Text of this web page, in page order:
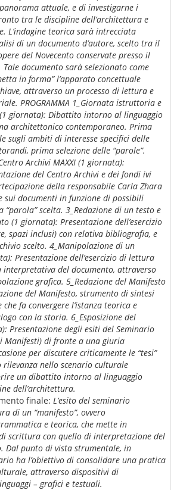
attuale, e di investigarne i
tra le discipline dell’architettura e
L’indagine teorica sarà intrecciata
di un documento d’autore, scelto tra il
del Novecento conservate presso il
Tale documento sarà selezionato come
in forma” l’apparato concettuale
attraverso un processo di lettura e
PROGRAMMA 1_Giornata istruttoria e
giornata): Dibattito intorno al linguaggio
architettonico contemporaneo. Prima
sugli ambiti di interesse specifici delle
prima selezione delle “parole”.
Archivi MAXXI (1 giornata):
del Centro Archivi e dei fondi ivi
della responsabile Carla Zhara
sui documenti in funzione di possibili
“parola” scelta. 3_Redazione di un testo e
(1 giornata): Presentazione dell’esercizio
spazi inclusi) con relativa bibliografia, e
scelto. 4_Manipolazione di un
Presentazione dell’esercizio di lettura
del documento, attraverso
grafica. 5_Redazione del Manifesto
del Manifesto, strumento di sintesi
fa convergere l’istanza teorica e
con la storia. 6_Esposizione del
Presentazione degli esiti del Seminario
Manifesti) di fronte a una giuria
per discutere criticamente le “tesi”
nello scenario culturale
un dibattito intorno al linguaggio
dell’architettura.
finale: L’esito del seminario
di un “manifesto”, ovvero
e teorica, che mette in
scrittura con quello di interpretazione del
Dal punto di vista strumentale, in
ha l’obiettivo di consolidare una pratica
attraverso dispositivi di
– grafici e testuali.